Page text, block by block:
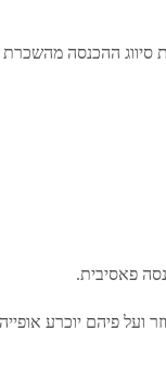
את השיקולים לאורם יש לבחון